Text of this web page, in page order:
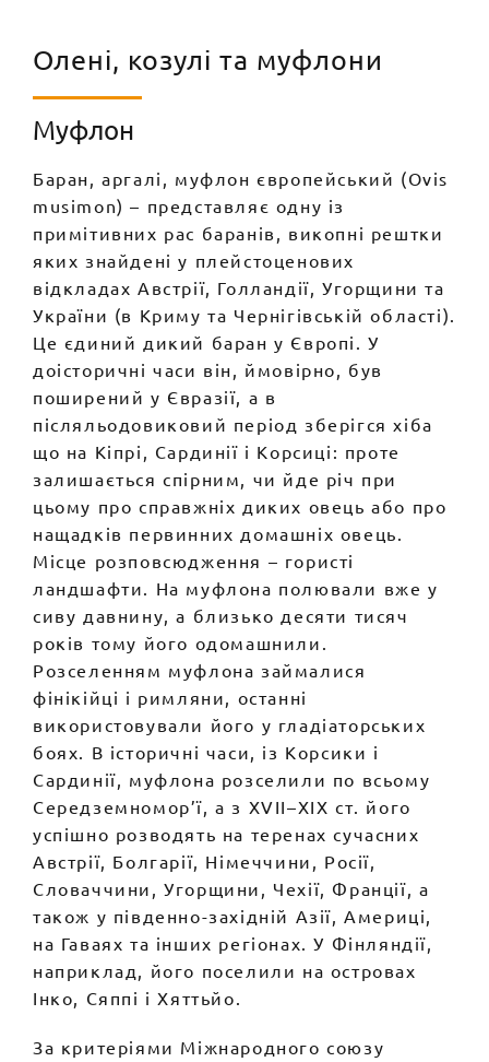
Олені, козулі та муфлони
Муфлон
Баран, аргалі, муфлон європейський (Ovis
musimon) – представляє одну із
примітивних рас баранів, викопні рештки
яких знайдені у плейстоценових
відкладах Австрії, Голландії, Угорщини та
України (в Криму та Чернігівській області).
Це єдиний дикий баран у Європі. У
доісторичні часи він, ймовірно, був
поширений у Євразії, а в
післяльодовиковий період зберігся хіба
що на Кіпрі, Сардинії і Корсиці: проте
залишається спірним, чи йде річ при
цьому про справжніх диких овець або про
нащадків первинних домашніх овець.
Місце розповсюдження – гористі
ландшафти. На муфлона полювали вже у
сиву давнину, а близько десяти тисяч
років тому його одомашнили.
Розселенням муфлона займалися
фінікійці і римляни, останні
використовували його у гладіаторських
боях. В історичні часи, із Корсики і
Сардинії, муфлона розселили по всьому
Середземномор’ї, а з XVII–XIX ст. його
успішно розводять на теренах сучасних
Австрії, Болгарії, Німеччини, Росії,
Словаччини, Угорщини, Чехії, Франції, а
також у південно-західній Азії, Америці,
на Гаваях та інших регіонах. У Фінляндії,
наприклад, його поселили на островах
Інко, Сяппі і Хяттьйо.
За критеріями Міжнародного союзу